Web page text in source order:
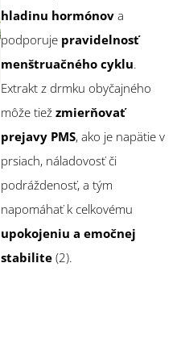
hladinu hormónov a
podporuje pravidelnosť
menštruačného cyklu.
Extrakt z drmku obyčajného
môže tiež zmierňovať
prejavy PMS, ako je napätie v
prsiach, náladovosť či
podráždenosť, a tým
napomáhať k celkovému
upokojeniu a emočnej
stabilite (2).